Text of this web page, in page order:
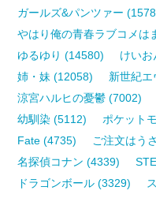
ガールズ&パンツァー
やはり俺の青春ラブコメは
ゆるゆり (14580)
けい
姉・妹 (12058)
新世紀
涼宮ハルヒの憂鬱 (7002)
幼馴染 (5112)
ポケット
Fate (4735)
ご注文はう
名探偵コナン (4339)
ドラゴンボール (3329)